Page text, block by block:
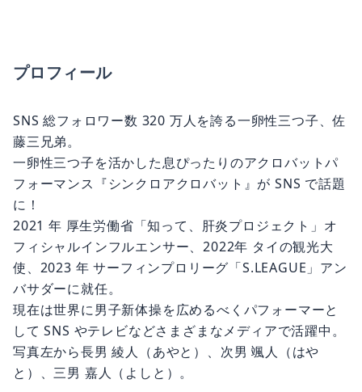
プロフィール
SNS 総フォロワー数 320 万人を誇る一卵性三つ子、佐
藤三兄弟。
一卵性三つ子を活かした息ぴったりのアクロバットパ
フォーマンス『シンクロアクロバット』が SNS で話題
に！
2021 年 厚生労働省「知って、肝炎プロジェクト」オ
フィシャルインフルエンサー、2022年 タイの観光大
使、2023 年 サーフィンプロリーグ「S.LEAGUE」アン
バサダーに就任。
現在は世界に男子新体操を広めるべくパフォーマーと
して SNS やテレビなどさまざまなメディアで活躍中。
写真左から長男 綾人（あやと）、次男 颯人（はや
と）、三男 嘉人（よしと）。